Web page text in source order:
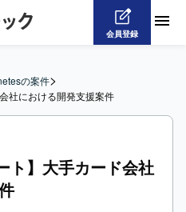
会員登録
の案件>
社における開発支援案件
ト】大手カード会社